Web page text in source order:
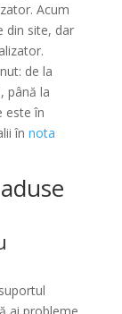
Acum
din site, dar
de la
până la
este în
în nota